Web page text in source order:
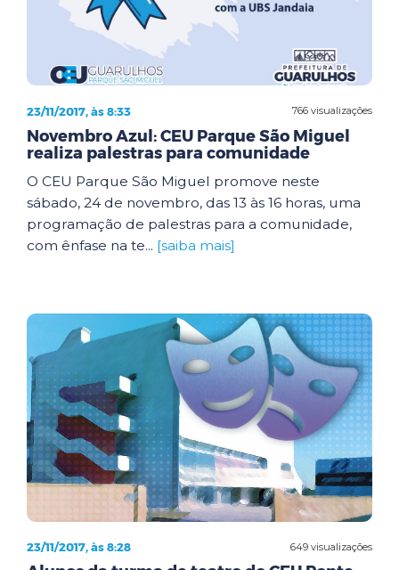
766 visualizações
23/11/2017, às 8:33
Novembro Azul: CEU Parque São Miguel
realiza palestras para comunidade
O CEU Parque São Miguel promove neste
sábado, 24 de novembro, das 13 às 16 horas, uma
programação de palestras para a comunidade,
com ênfase na te... [saiba mais]
649 visualizações
23/11/2017, às 8:28